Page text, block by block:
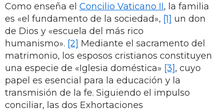
Como enseña el Concilio Vaticano II, la familia
es «el fundamento de la sociedad», [1] un don
de Dios y «escuela del más rico
humanismo». [2] Mediante el sacramento del
matrimonio, los esposos cristianos constituyen
una especie de «Iglesia doméstica» [3], cuyo
papel es esencial para la educación y la
transmisión de la fe. Siguiendo el impulso
conciliar, las dos Exhortaciones